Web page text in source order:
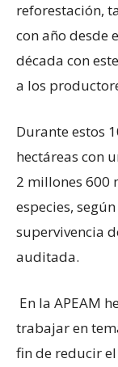
reforestación,
con año desde
década con
a los
Durante estos
hectáreas con
2 millones 600
especies,
supervivencia
auditada.
En la APEAM
trabajar en
fin de reducir